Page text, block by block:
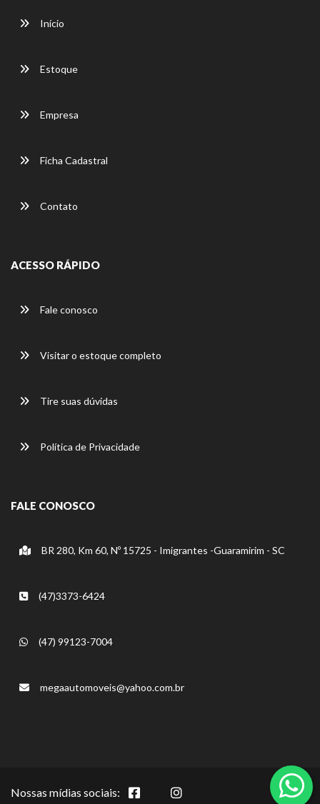
Início
Estoque
Empresa
Ficha Cadastral
Contato
ACESSO RÁPIDO
Fale conosco
Visitar o estoque completo
Tire suas dúvidas
Política de Privacidade
FALE CONOSCO
BR 280, Km 60, Nº 15725 - Imigrantes -Guaramirim - SC
(47)3373-6424
(47) 99123-7004
megaautomoveis@yahoo.com.br
Nossas mídias sociais: